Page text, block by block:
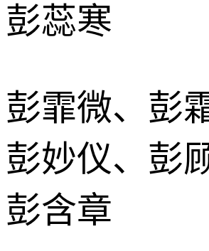
彭蕊寒
彭霏微、彭
彭妙仪、彭
彭含章